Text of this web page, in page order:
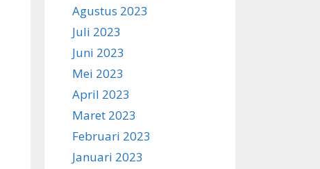
Agustus 2023
Juli 2023
Juni 2023
Mei 2023
April 2023
Maret 2023
Februari 2023
Januari 2023